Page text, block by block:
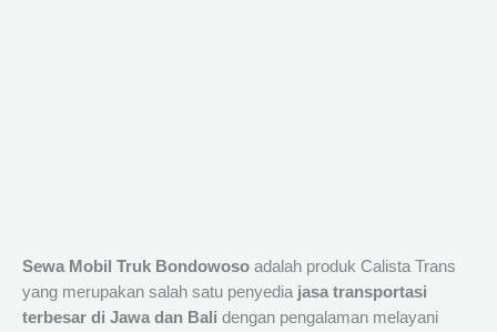
Sewa Mobil Truk Bondowoso adalah produk Calista Trans
yang merupakan salah satu penyedia jasa transportasi
terbesar di Jawa dan Bali dengan pengalaman melayani